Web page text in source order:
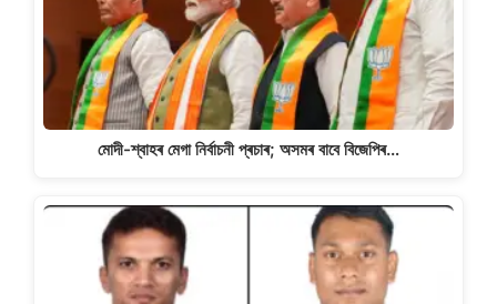
মোদী-শ্বাহৰ মেগা নিৰ্বাচনী প্ৰচাৰ; অসমৰ বাবে বিজেপিৰ…